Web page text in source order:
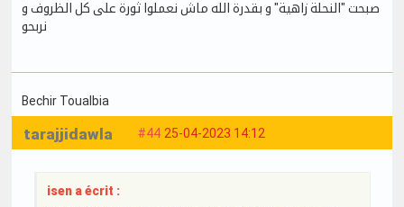
صبحت "النحلة زاهية" و بقدرة الله ماش نعملوا ثورة على كل الظروف و
نربحو
Bechir Toualbia
#44 25-04-2023 14:12
tarajjidawla
isen a écrit :